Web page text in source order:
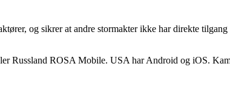
og sikrer at andre stormakter ikke har direkte
Russland ROSA Mobile. USA har Android og iOS.